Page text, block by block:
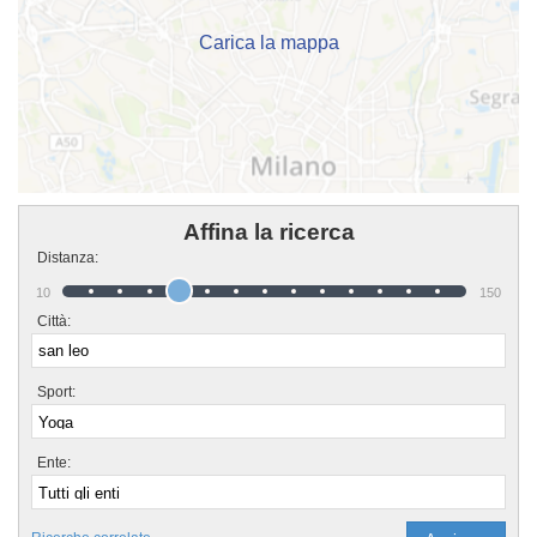
Carica la mappa
Affina la ricerca
Distanza:
10 150
Città:
Sport:
Ente: